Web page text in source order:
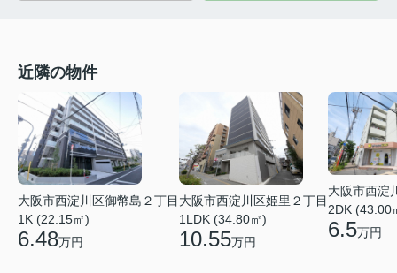
近隣の物件
大阪市西淀川区御幣島２丁目
1K (22.15㎡)
6.48万円
大阪市西淀川区姫里２丁目
1LDK (34.80㎡)
10.55万円
大阪市西淀
2DK (43.00
6.5万円